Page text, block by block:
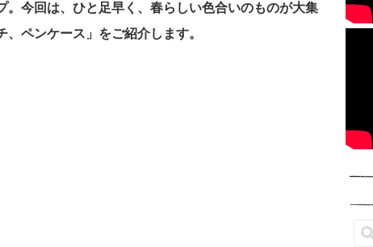
。今回は、ひと足早く、春らしい色合いのものが大集
ペンケース」をご紹介します。